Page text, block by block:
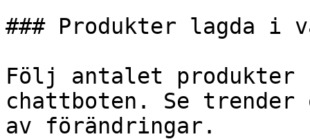
### Produkter lagda i
Följ antalet produkter
chattboten. Se
av förändringar.